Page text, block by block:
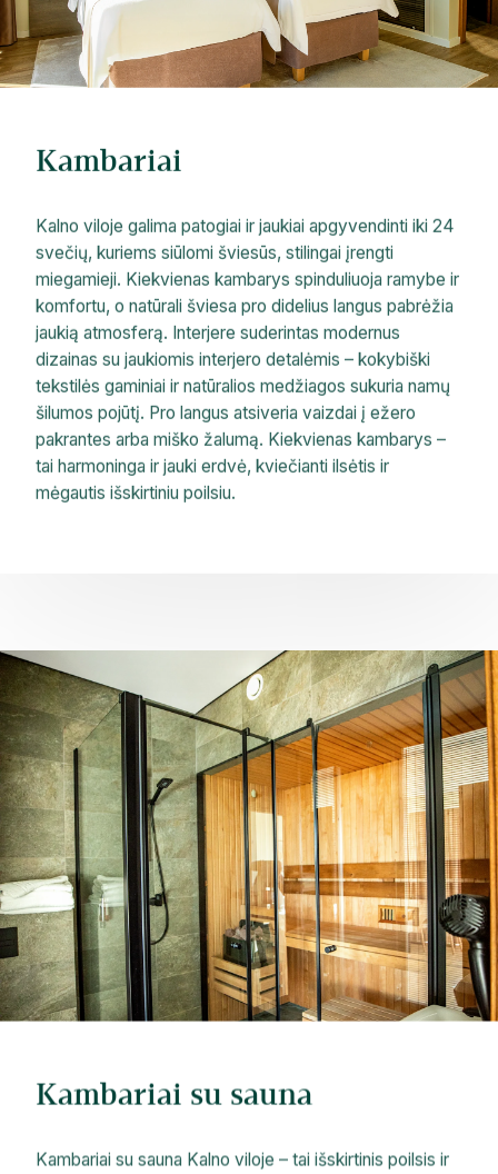
Kambariai
Kalno viloje galima patogiai ir jaukiai apgyvendinti iki 24
svečių, kuriems siūlomi šviesūs, stilingai įrengti
miegamieji. Kiekvienas kambarys spinduliuoja ramybe ir
komfortu, o natūrali šviesa pro didelius langus pabrėžia
jaukią atmosferą. Interjere suderintas modernus
dizainas su jaukiomis interjero detalėmis – kokybiški
tekstilės gaminiai ir natūralios medžiagos sukuria namų
šilumos pojūtį. Pro langus atsiveria vaizdai į ežero
pakrantes arba miško žalumą. Kiekvienas kambarys –
tai harmoninga ir jauki erdvė, kviečianti ilsėtis ir
mėgautis išskirtiniu poilsiu.
Kambariai su sauna
Kambariai su sauna Kalno viloje – tai išskirtinis poilsis ir